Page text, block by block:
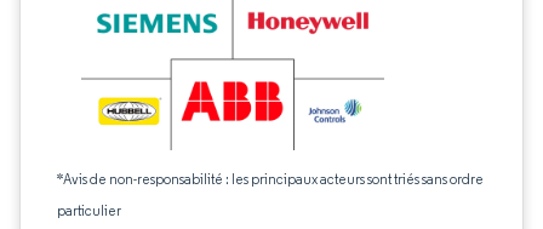
*Avis de non-responsabilité : les principaux acteurs sont triés sans ordre
particulier